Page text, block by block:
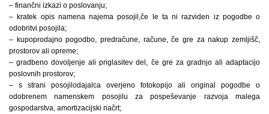
– finančni izkazi o poslovanju;
– kratek opis namena najema posojil,če le ta ni razviden iz pogodbe o
odobritvi posojila;
– kupoprodajno pogodbo, predračune, račune, če gre za nakup zemljišč,
prostorov ali opreme;
– gradbeno dovoljenje ali priglasitev del, če gre za gradnjo ali adaptacijo
poslovnih prostorov;
– s strani posojilodajalca overjeno fotokopijo ali original pogodbe o
odobrenem namenskem posojilu za pospeševanje razvoja malega
gospodarstva, amortizacijski načrt;